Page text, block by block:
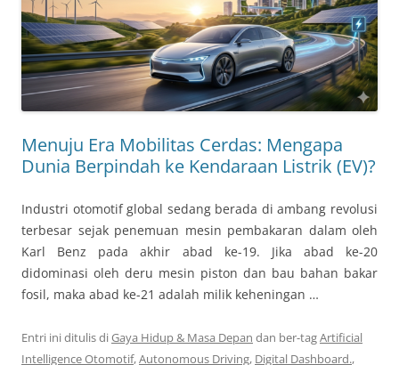
Menuju Era Mobilitas Cerdas: Mengapa
Dunia Berpindah ke Kendaraan Listrik (EV)?
Industri otomotif global sedang berada di ambang revolusi
terbesar sejak penemuan mesin pembakaran dalam oleh
Karl Benz pada akhir abad ke-19. Jika abad ke-20
didominasi oleh deru mesin piston dan bau bahan bakar
fosil, maka abad ke-21 adalah milik keheningan …
Entri ini ditulis diGaya Hidup & Masa Depan dan ber-tagArtificial
Intelligence Otomotif,Autonomous Driving, Digital Dashboard.,